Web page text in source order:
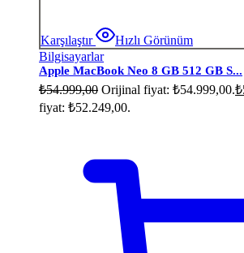
Karşılaştır
Hızlı Görünüm
Bilgisayarlar
Apple MacBook Neo 8 GB 512 GB S...
₺54.999,00 Orijinal fiyat: ₺54.999,00.₺
fiyat: ₺52.249,00.